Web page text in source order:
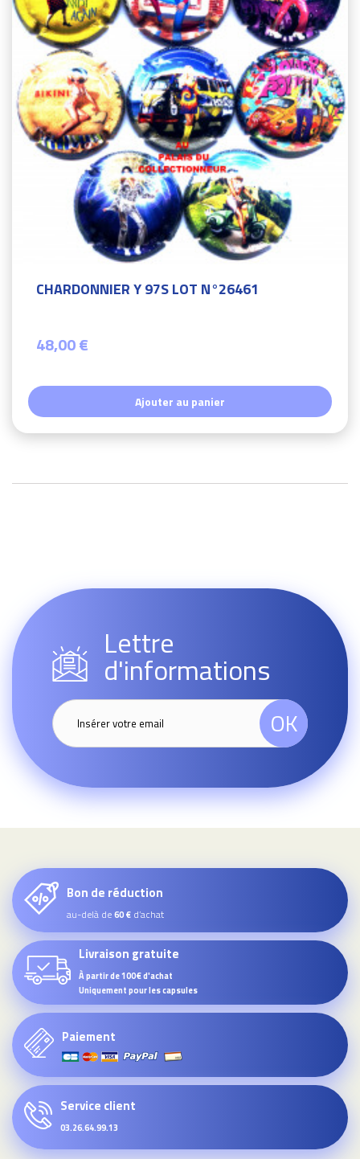
CHARDONNIER Y 97S LOT N°26461
48,00 €
Ajouter au panier
Lettre
d'informations
OK
Bon de réduction
au-delà de60 € d’achat
Livraison gratuite
À partir de 100€ d'achat
Uniquement pour les capsules
Paiement
Service client
03.26.64.99.13